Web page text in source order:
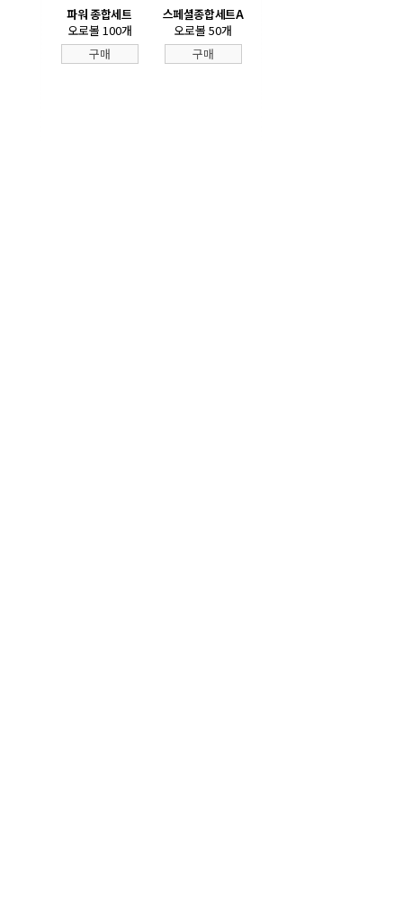
파워 종합세트
오로볼 100개
구매
스페셜종합세트A
오로볼 50개
구매